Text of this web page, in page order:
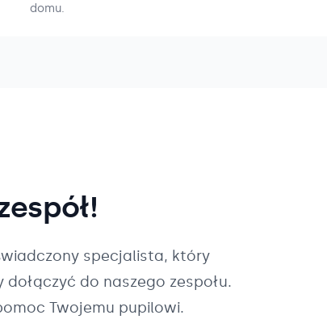
domu.
specjalista, który
do naszego zespołu.
Twojemu pupilowi.